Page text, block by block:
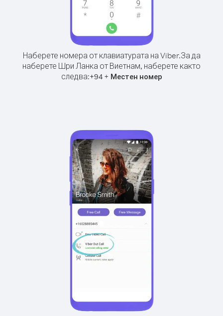
Наберете номера от клавиатурата на Viber.За да
наберете Шри Ланка от Виетнам, наберете както
следва:+94+ Местен номер